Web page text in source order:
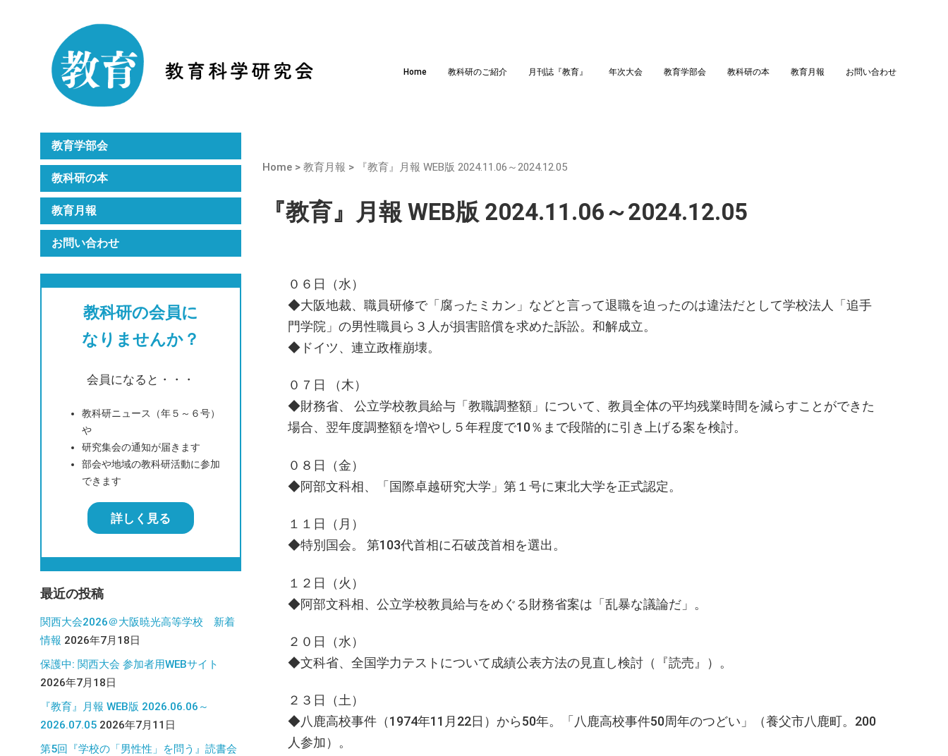
Home 教科研のご紹介 月刊誌『教育』 年次大会 教育学部会 教科研の本 教育月報 お問い合わせ
Home > 教育月報 > 『教育』月報 WEB版 2024.11.06～2024.12.05
『教育』月報 WEB版 2024.11.06～2024.12.05
０６日（水）
◆大阪地裁、職員研修で「腐ったミカン」などと言って退職を迫ったのは違法だとして学校法人「追手
門学院」の男性職員ら３人が損害賠償を求めた訴訟。和解成立。
◆ドイツ、連立政権崩壊。
０７日 （木）
◆財務省、 公立学校教員給与「教職調整額」について、教員全体の平均残業時間を減らすことができた
場合、翌年度調整額を増やし５年程度で10％まで段階的に引き上げる案を検討。
０８日（金）
◆阿部文科相、「国際卓越研究大学」第１号に東北大学を正式認定。
１１日（月）
◆特別国会。 第103代首相に石破茂首相を選出。
１２日（火）
◆阿部文科相、公立学校教員給与をめぐる財務省案は「乱暴な議論だ」。
２０日（水）
◆文科省、全国学力テストについて成績公表方法の見直し検討（『読売』）。
２３日（土）
◆八鹿高校事件（1974年11月22日）から50年。「八鹿高校事件50周年のつどい」（養父市八鹿町。200
人参加）。
教科研のご紹介
月刊誌『教育』
教育学部会
教科研の本
教育月報
お問い合わせ
教科研の会員に
なりませんか？
会員になると・・・
教科研ニュース（年５～６号）
や
研究集会の通知が届きます
部会や地域の教科研活動に参加
できます
詳しく見る
最近の投稿
関西大会2026＠大阪暁光高等学校 新着
情報 2026年7月18日
保護中: 関西大会 参加者用WEBサイト
2026年7月18日
『教育』月報 WEB版 2026.06.06～
2026.07.05 2026年7月11日
第5回『学校の「男性性」を問う』読書会